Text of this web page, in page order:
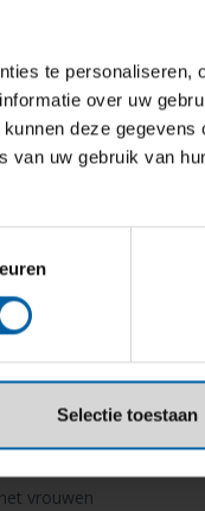
te
over uw
deze
van uw gebruik van
Selectie toestaan
voor iedereen
2025
stedenbouw moet
vrouwen